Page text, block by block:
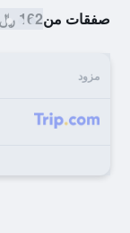
صفقات من162 ﷼
مزود